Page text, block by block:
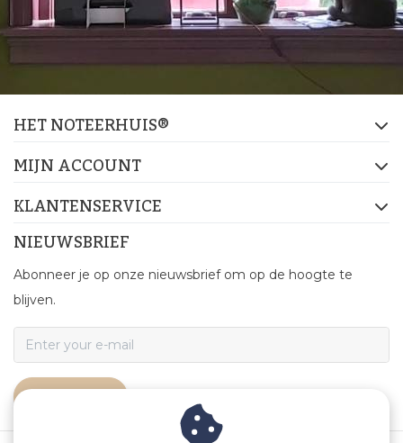
HET NOTEERHUIS®
MIJN ACCOUNT
KLANTENSERVICE
NIEUWSBRIEF
Abonneer je op onze nieuwsbrief om op de hoogte te
blijven.